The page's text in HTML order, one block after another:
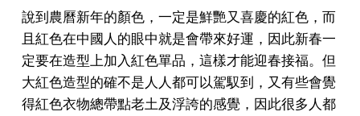
說到農曆新年的顏色，一定是鮮艷又喜慶的紅色，而
且紅色在中國人的眼中就是會帶來好運，因此新春一
定要在造型上加入紅色單品，這樣才能迎春接福。但
大紅色造型的確不是人人都可以駕馭到，又有些會覺
得紅色衣物總帶點老土及浮誇的感覺，因此很多人都